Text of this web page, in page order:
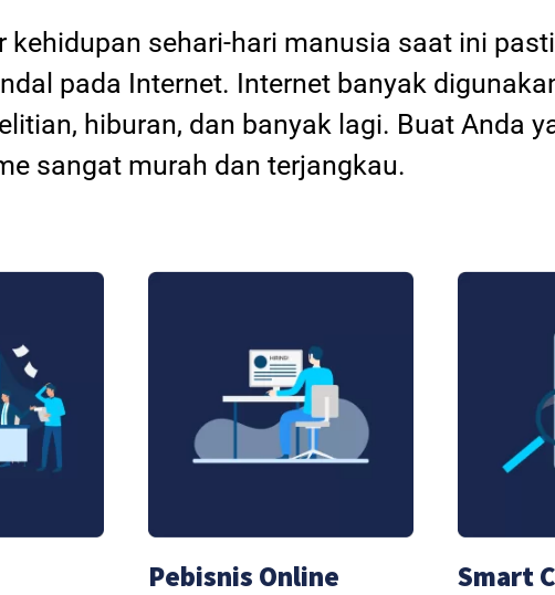
kehidupan sehari-hari manusia saat ini
pada Internet. Internet banyak
hiburan, dan banyak lagi. Buat Anda
sangat murah dan terjangkau.
Pebisnis Online Smart